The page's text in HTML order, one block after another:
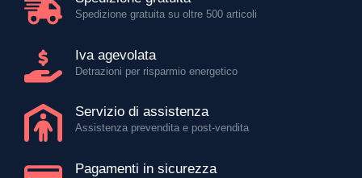
Spedizione gratuita su oltre 500 articoli
Iva agevolata
Detrazioni per risparmio energetico
Servizio di assistenza
Assistenza prevendita e post-vendita
Pagamenti in sicurezza